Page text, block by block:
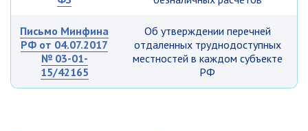
Письмо Минфина
РФ от 04.07.2017
№ 03-01-
15/42165
Об утверждении перечней
отдаленных труднодоступных
местностей в каждом субъекте
РФ